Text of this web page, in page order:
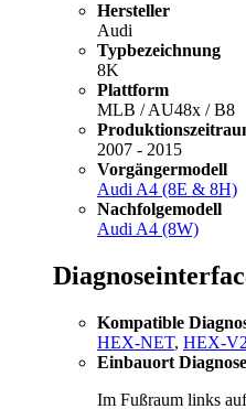
Hersteller
Audi
Typbezeichnung
8K
Plattform
MLB / AU48x / B8
2007 - 2015
Vorgängermodell
Audi A4 (8E & 8H)
Nachfolgemodell
Audi A4 (8W)
Kompatible
HEX-NET, HEX-V2
Einbauort
Im Fußraum links